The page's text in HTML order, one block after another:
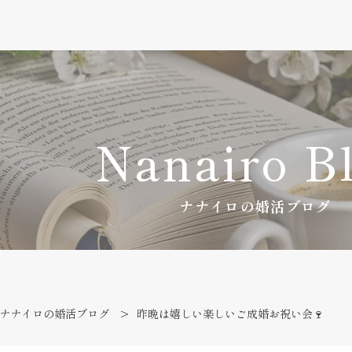
Nanairo
ナナイロの婚活ブログ
ナナイロの婚活ブログ 昨晩は嬉しい楽しいご成婚お祝い会🍷